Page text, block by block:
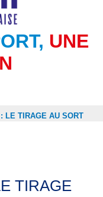
UNE
LE TIRAGE AU SORT
TIRAGE